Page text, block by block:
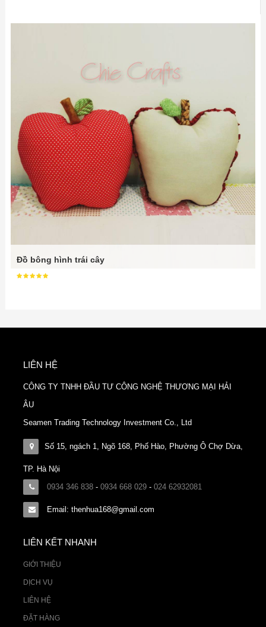
Đồ bông hình trái cây
LIÊN HỆ
CÔNG TY TNHH ĐẦU TƯ CÔNG NGHỆ THƯƠNG MẠI HẢI
ÂU
Seamen Trading Technology Investment Co., Ltd
Số 15, ngách 1, Ngõ 168, Phố Hào, Phường Ô Chợ Dừa,
TP. Hà Nội
0934 346 838 - 0934 668 029 - 024 62932081
Email: thenhua168@gmail.com
LIÊN KẾT NHANH
GIỚI THIỆU
DỊCH VỤ
LIÊN HỆ
ĐẶT HÀNG